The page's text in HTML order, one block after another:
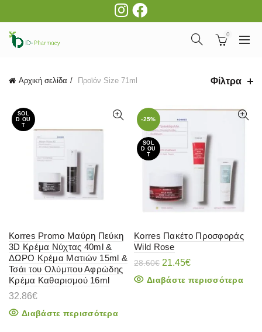
0
Αρχική σελίδα Προϊόν Size 71ml Φίλτρα
SOL
D OU
T
Korres Promo Μαύρη Πεύκη
3D Κρέμα Νύχτας 40ml &
ΔΩΡΟ Κρέμα Ματιών 15ml &
Τσάι του Ολύμπου Αφρώδης
Κρέμα Καθαρισμού 16ml
32.86€
Διαβάστε περισσότερα
-25%
SOL
D OU
T
Korres Πακέτο Προσφοράς
Wild Rose
28.60€ Original
was:
21.45€Η
τιμή
Διαβάστε περισσότερα